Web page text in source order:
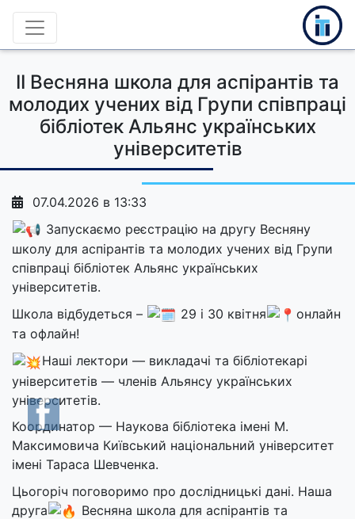
II Весняна школа для аспірантів та
молодих учених від Групи співпраці
бібліотек Альянс українських
університетів
07.04.2026 в 13:33
Запускаємо реєстрацію на другу Весняну
школу для аспірантів та молодих учених від Групи
співпраці бібліотек Альянс українських
університетів.
Школа відбудеться –
29 і 30 квітня
онлайн
та офлайн!
Наші лектори — викладачі та бібліотекарі
університетів — членів Альянсу українських
університетів.
Координатор — Наукова бібліотека імені М.
Максимовича Київський національний університет
імені Тараса Шевченка.
Цьогоріч поговоримо про дослідницькі дані. Наша
друга
Весняна школа для аспірантів та